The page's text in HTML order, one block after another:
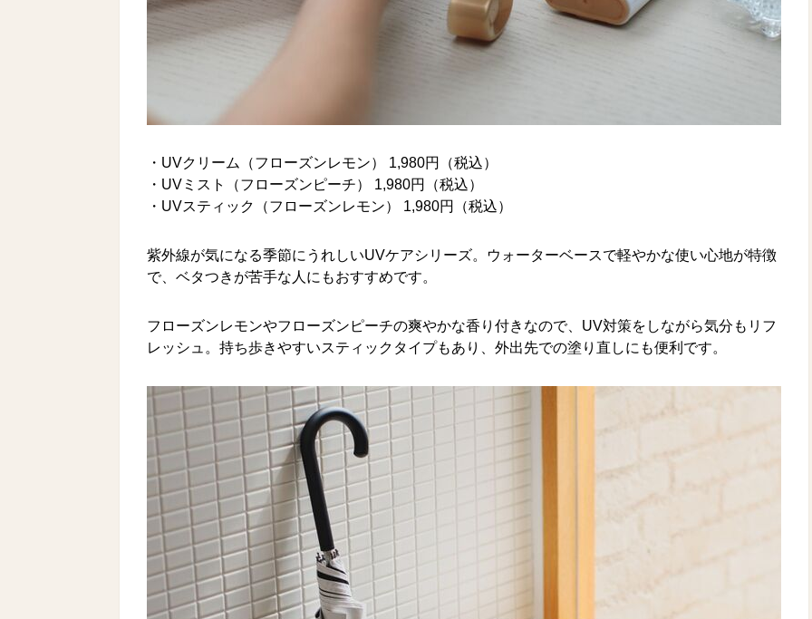
・UVクリーム（フローズンレモン） 1,980円（税込）
・UVミスト（フローズンピーチ） 1,980円（税込）
・UVスティック（フローズンレモン） 1,980円（税込）
紫外線が気になる季節にうれしいUVケアシリーズ。ウォーターベースで軽やかな使い心地が特徴
で、ベタつきが苦手な人にもおすすめです。
フローズンレモンやフローズンピーチの爽やかな香り付きなので、UV対策をしながら気分もリフ
レッシュ。持ち歩きやすいスティックタイプもあり、外出先での塗り直しにも便利です。